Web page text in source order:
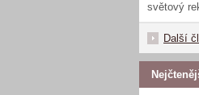
světový
Další